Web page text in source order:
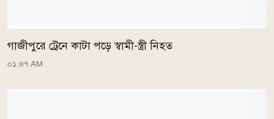
গাজীপুরে ট্রেনে কাটা পড়ে স্বামী-স্ত্রী নিহত
০১:৪৭ AM